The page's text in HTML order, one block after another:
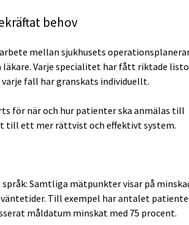
behov
mellan sjukhusets
läkare. Varje specialitet har fått riktade
fall har granskats individuellt.
för när och hur patienter ska anmälas till
till ett mer rättvist och effektivt system.
Samtliga mätpunkter visar på
Till exempel har antalet
måldatum minskat med 75 procent.